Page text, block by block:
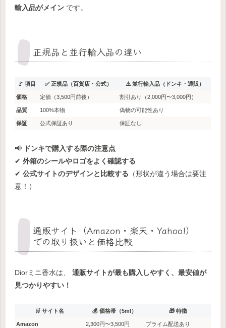
輸入品がメイン です。
正規品と並行輸入品の違い
🚩 項目 ✅ 正規品（百貨店・公式） ⚠️ 並行輸入品（ドンキ・通販）
価格 定価（3,500円前後） 割引あり（2,000円〜3,000円）
品質 100%本物 偽物の可能性あり
保証 公式保証あり 保証なし
📢 ドンキで購入する際の注意点
✔ 外箱のシールやロゴをよく確認する
✔ 公式サイトのデザインと比較する （形状が違う場合は要注
意！）
通販サイト（Amazon・楽天・Yahoo!）
での取り扱いと価格比較
Diorミニ香水は、 通販サイトが最も購入しやすく、最安値が
見つかりやすい！
🛒 サイト名 💰 価格帯（5ml） 🎁 特徴
Amazon 2,300円〜3,500円 プライム配送あり